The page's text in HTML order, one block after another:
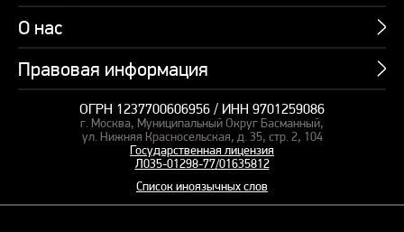
Пакетные предложения
Профессии
Подарочные сертификаты
Корпоративное обучение
Курсы для сотрудников
Пакетные предложения
Учебник по презентациям
Банк слайдов
Вебинары
Студия дизайна
Заказать презентацию
О нас
Об академии
СМИ о нас
Правовая информация
Карта сайта
Оферта и лицензия
Политика конфиденциальности
ОГРН 1237700606956 / ИНН 9701259086
г. Москва, Муниципальный Округ Басманный,
ул. Нижняя Красносельская, д. 35, стр. 2, 104
Государственная лицензия
Л035-01298-77/01635812
Список иноязычных слов